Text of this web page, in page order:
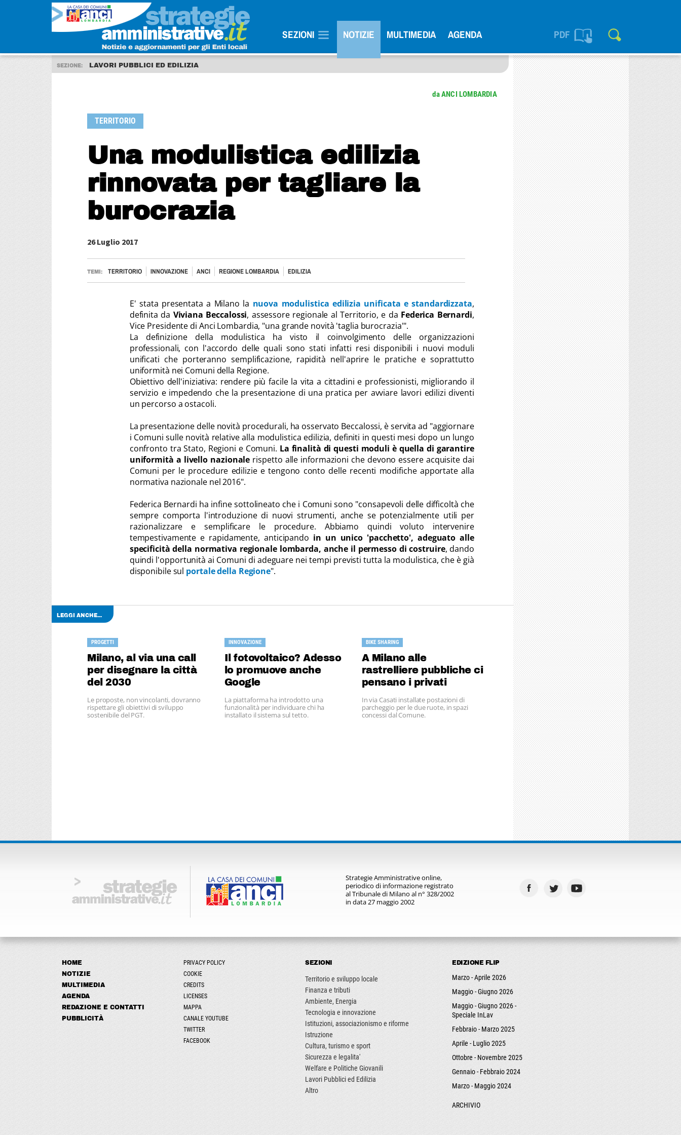
SEZIONI NOTIZIE MULTIMEDIA AGENDA PDF
SEZIONE: LAVORI PUBBLICI ED EDILIZIA
da ANCI LOMBARDIA
TERRITORIO
Una modulistica edilizia
rinnovata per tagliare la
burocrazia
26 Luglio 2017
TEMI: TERRITORIO INNOVAZIONE ANCI REGIONE LOMBARDIA EDILIZIA
E' stata presentata a Milano la nuova modulistica edilizia unificata e standardizzata,
definita da Viviana Beccalossi, assessore regionale al Territorio, e da Federica Bernardi,
Vice Presidente di Anci Lombardia, "una grande novità 'taglia burocrazia'".
La definizione della modulistica ha visto il coinvolgimento delle organizzazioni
professionali, con l'accordo delle quali sono stati infatti resi disponibili i nuovi moduli
unificati che porteranno semplificazione, rapidità nell'aprire le pratiche e soprattutto
uniformità nei Comuni della Regione.
Obiettivo dell'iniziativa: rendere più facile la vita a cittadini e professionisti, migliorando il
servizio e impedendo che la presentazione di una pratica per avviare lavori edilizi diventi
un percorso a ostacoli.
La presentazione delle novità procedurali, ha osservato Beccalossi, è servita ad "aggiornare
i Comuni sulle novità relative alla modulistica edilizia, definiti in questi mesi dopo un lungo
confronto tra Stato, Regioni e Comuni. La finalità di questi moduli è quella di garantire
uniformità a livello nazionale rispetto alle informazioni che devono essere acquisite dai
Comuni per le procedure edilizie e tengono conto delle recenti modifiche apportate alla
normativa nazionale nel 2016".
Federica Bernardi ha infine sottolineato che i Comuni sono "consapevoli delle difficoltà che
sempre comporta l'introduzione di nuovi strumenti, anche se potenzialmente utili per
razionalizzare e semplificare le procedure. Abbiamo quindi voluto intervenire
tempestivamente e rapidamente, anticipando in un unico 'pacchetto', adeguato alle
specificità della normativa regionale lombarda, anche il permesso di costruire, dando
quindi l'opportunità ai Comuni di adeguare nei tempi previsti tutta la modulistica, che è già
disponibile sul portale della Regione".
LEGGI ANCHE...
PROGETTI
Milano, al via una call
per disegnare la città
del 2030
Le proposte, non vincolanti, dovranno
rispettare gli obiettivi di sviluppo
sostenibile del PGT.
INNOVAZIONE
Il fotovoltaico? Adesso
lo promuove anche
Google
La piattaforma ha introdotto una
funzionalità per individuare chi ha
installato il sistema sul tetto.
BIKE SHARING
A Milano alle
rastrelliere pubbliche ci
pensano i privati
In via Casati installate postazioni di
parcheggio per le due ruote, in spazi
concessi dal Comune.
Strategie Amministrative online,
periodico di informazione registrato
al Tribunale di Milano al n° 328/2002
in data 27 maggio 2002
HOME
NOTIZIE
MULTIMEDIA
AGENDA
REDAZIONE E CONTATTI
PUBBLICITÀ
PRIVACY POLICY
COOKIE
CREDITS
LICENSES
MAPPA
CANALE YOUTUBE
TWITTER
FACEBOOK
SEZIONI
Territorio e sviluppo locale
Finanza e tributi
Ambiente, Energia
Tecnologia e innovazione
Istituzioni, associazionismo e riforme
Istruzione
Cultura, turismo e sport
Sicurezza e legalita'
Welfare e Politiche Giovanili
Lavori Pubblici ed Edilizia
Altro
EDIZIONE FLIP
Marzo - Aprile 2026
Maggio - Giugno 2026
Maggio - Giugno 2026 -
Speciale InLav
Febbraio - Marzo 2025
Aprile - Luglio 2025
Ottobre - Novembre 2025
Gennaio - Febbraio 2024
Marzo - Maggio 2024
ARCHIVIO